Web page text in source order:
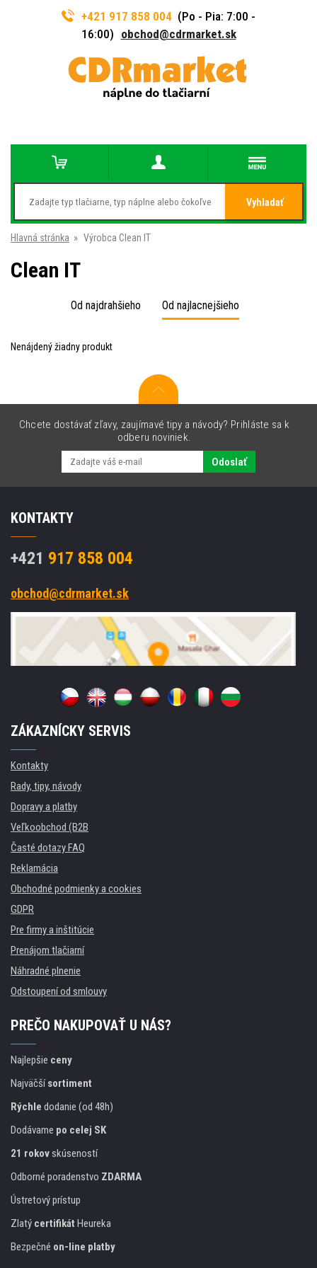
+421 917 858 004 (Po - Pia: 7:00 -
16:00) obchod@cdrmarket.sk
Vyhladať
Hlavná stránka » Výrobca Clean IT
Clean IT
Od najdrahšieho Od najlacnejšieho
Nenájdený žiadny produkt
Chcete dostávať zľavy, zaujímavé tipy a návody? Prihláste sa k
odberu noviniek.
Odoslať
KONTAKTY
+421 917 858 004
obchod@cdrmarket.sk
ZÁKAZNÍCKY SERVIS
Kontakty
Rady, tipy, návody
Dopravy a platby
Veľkoobchod (B2B
Časté dotazy FAQ
Reklamácia
Obchodné podmienky a cookies
GDPR
Pre firmy a inštitúcie
Prenájom tlačiarní
Náhradné plnenie
Odstoupení od smlouvy
PREČO NAKUPOVAŤ U NÁS?
Najlepšie ceny
Najväčšísortiment
Rýchle dodanie (od 48h)
Dodávame po celej SK
21 rokovskúseností
Odborné poradenstvo ZDARMA
Ústretový prístup
Zlatý certifikát Heureka
Bezpečné on-line platby